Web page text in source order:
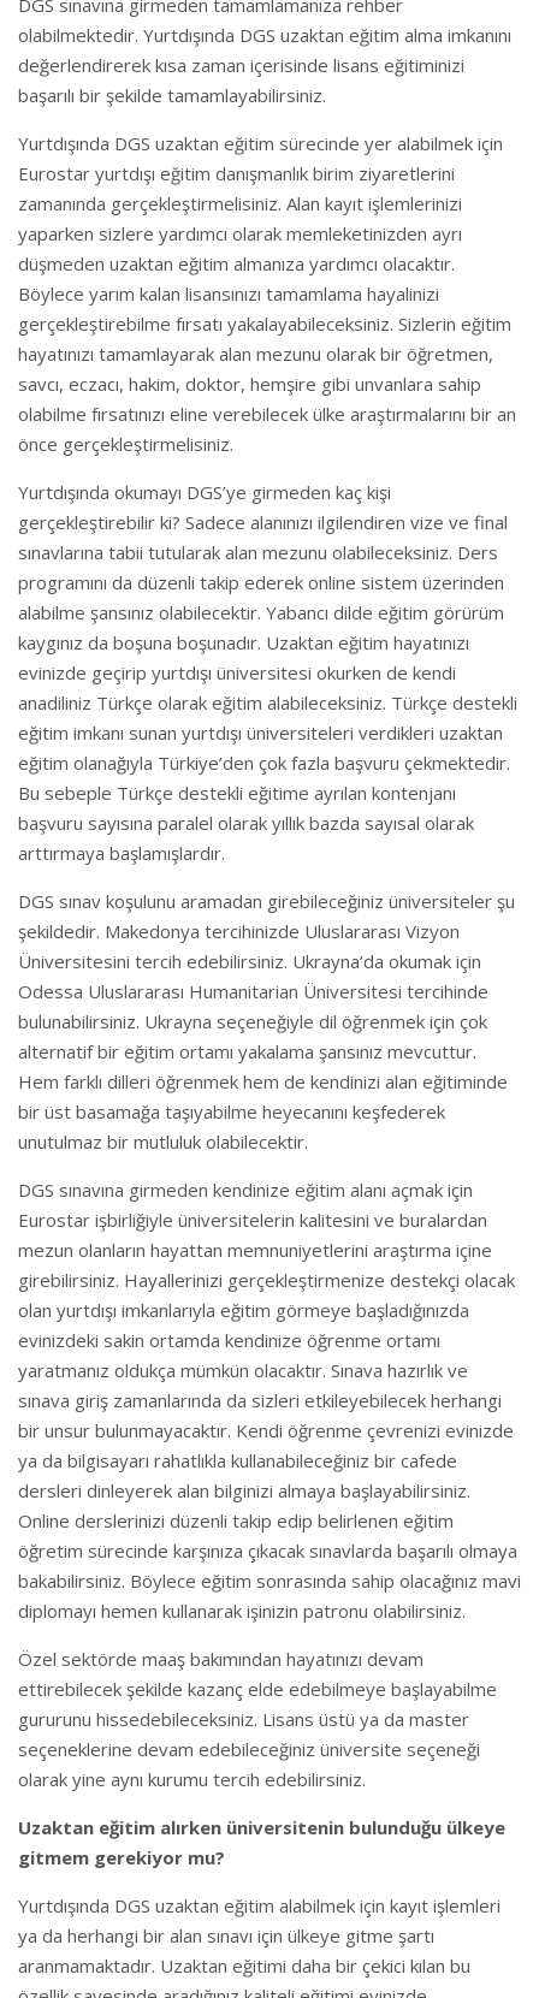
olabilmektedir. Yurtdışında DGS uzaktan eğitim alma imkanını
değerlendirerek kısa zaman içerisinde lisans eğitiminizi
başarılı bir şekilde tamamlayabilirsiniz.
Yurtdışında DGS uzaktan eğitim sürecinde yer alabilmek için
Eurostar yurtdışı eğitim danışmanlık birim ziyaretlerini
zamanında gerçekleştirmelisiniz. Alan kayıt işlemlerinizi
yaparken sizlere yardımcı olarak memleketinizden ayrı
düşmeden uzaktan eğitim almanıza yardımcı olacaktır.
Böylece yarım kalan lisansınızı tamamlama hayalinizi
gerçekleştirebilme fırsatı yakalayabileceksiniz. Sizlerin eğitim
hayatınızı tamamlayarak alan mezunu olarak bir öğretmen,
savcı, eczacı, hakim, doktor, hemşire gibi unvanlara sahip
olabilme fırsatınızı eline verebilecek ülke araştırmalarını bir an
önce gerçekleştirmelisiniz.
Yurtdışında okumayı DGS’ye girmeden kaç kişi
gerçekleştirebilir ki? Sadece alanınızı ilgilendiren vize ve final
sınavlarına tabii tutularak alan mezunu olabileceksiniz. Ders
programını da düzenli takip ederek online sistem üzerinden
alabilme şansınız olabilecektir. Yabancı dilde eğitim görürüm
kaygınız da boşuna boşunadır. Uzaktan eğitim hayatınızı
evinizde geçirip yurtdışı üniversitesi okurken de kendi
anadiliniz Türkçe olarak eğitim alabileceksiniz. Türkçe destekli
eğitim imkanı sunan yurtdışı üniversiteleri verdikleri uzaktan
eğitim olanağıyla Türkiye’den çok fazla başvuru çekmektedir.
Bu sebeple Türkçe destekli eğitime ayrılan kontenjanı
başvuru sayısına paralel olarak yıllık bazda sayısal olarak
arttırmaya başlamışlardır.
DGS sınav koşulunu aramadan girebileceğiniz üniversiteler şu
şekildedir. Makedonya tercihinizde Uluslararası Vizyon
Üniversitesini tercih edebilirsiniz. Ukrayna’da okumak için
Odessa Uluslararası Humanitarian Üniversitesi tercihinde
bulunabilirsiniz. Ukrayna seçeneğiyle dil öğrenmek için çok
alternatif bir eğitim ortamı yakalama şansınız mevcuttur.
Hem farklı dilleri öğrenmek hem de kendinizi alan eğitiminde
bir üst basamağa taşıyabilme heyecanını keşfederek
unutulmaz bir mutluluk olabilecektir.
DGS sınavına girmeden kendinize eğitim alanı açmak için
Eurostar işbirliğiyle üniversitelerin kalitesini ve buralardan
mezun olanların hayattan memnuniyetlerini araştırma içine
girebilirsiniz. Hayallerinizi gerçekleştirmenize destekçi olacak
olan yurtdışı imkanlarıyla eğitim görmeye başladığınızda
evinizdeki sakin ortamda kendinize öğrenme ortamı
yaratmanız oldukça mümkün olacaktır. Sınava hazırlık ve
sınava giriş zamanlarında da sizleri etkileyebilecek herhangi
bir unsur bulunmayacaktır. Kendi öğrenme çevrenizi evinizde
ya da bilgisayarı rahatlıkla kullanabileceğiniz bir cafede
dersleri dinleyerek alan bilginizi almaya başlayabilirsiniz.
Online derslerinizi düzenli takip edip belirlenen eğitim
öğretim sürecinde karşınıza çıkacak sınavlarda başarılı olmaya
bakabilirsiniz. Böylece eğitim sonrasında sahip olacağınız mavi
diplomayı hemen kullanarak işinizin patronu olabilirsiniz.
Özel sektörde maaş bakımından hayatınızı devam
ettirebilecek şekilde kazanç elde edebilmeye başlayabilme
gururunu hissedebileceksiniz. Lisans üstü ya da master
seçeneklerine devam edebileceğiniz üniversite seçeneği
olarak yine aynı kurumu tercih edebilirsiniz.
Uzaktan eğitim alırken üniversitenin bulunduğu ülkeye
gitmem gerekiyor mu?
Yurtdışında DGS uzaktan eğitim alabilmek için kayıt işlemleri
ya da herhangi bir alan sınavı için ülkeye gitme şartı
aranmamaktadır. Uzaktan eğitimi daha bir çekici kılan bu